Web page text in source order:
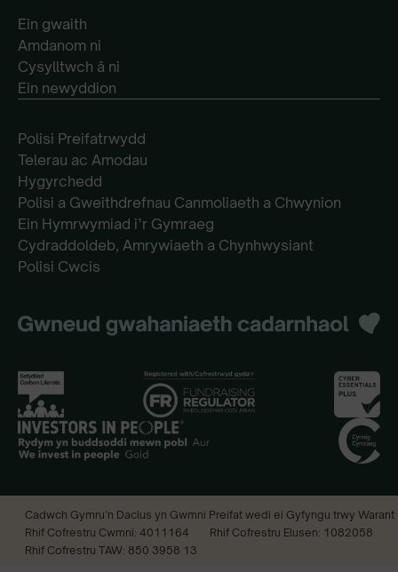
Ein gwaith
Amdanom ni
Cysylltwch â ni
Ein newyddion
Polisi Preifatrwydd
Telerau ac Amodau
Hygyrchedd
Polisi a Gweithdrefnau Canmoliaeth a Chwynion
Ein Hymrwymiad i’r Gymraeg
Cydraddoldeb, Amrywiaeth a Chynhwysiant
Polisi Cwcis
Cadwch Gymru’n Daclus yn Gwmni Preifat wedi ei Gyfyngu trwy Warant
Rhif Cofrestru Cwmni: 4011164
Rhif Cofrestru Elusen: 1082058
Rhif Cofrestru TAW: 850 3958 13